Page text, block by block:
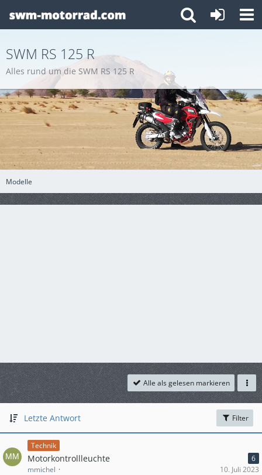
Modelle
SWM RS 125 R
Alles rund um die SWM RS 125 R
Alle als gelesen markieren
Letzte Antwort Filter
Technik
Motorkontrollleuchte
6
mmichel
10. Juli 2023